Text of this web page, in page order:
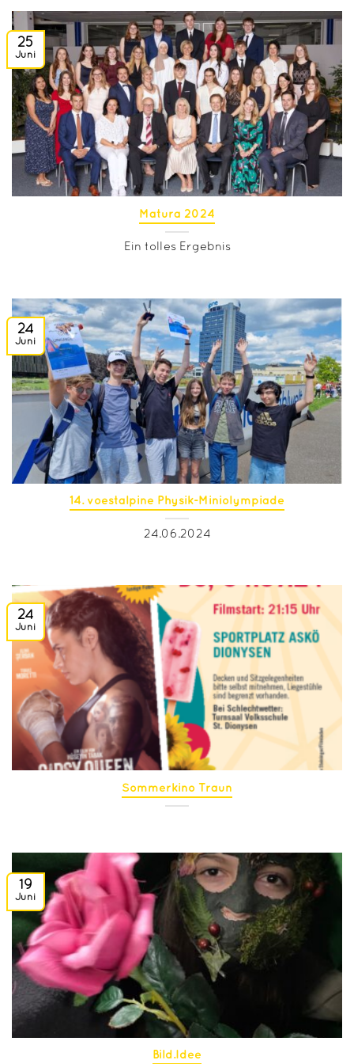
Matura 2024
Ein tolles Ergebnis
25
Juni
14. voestalpine Physik-Miniolympiade
24.06.2024
24
Juni
Sommerkino Traun
24
Juni
Bild.Idee
19
Juni